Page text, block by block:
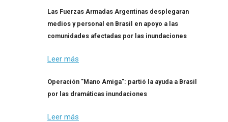
Las Fuerzas Armadas Argentinas desplegaran
medios y personal en Brasil en apoyo a las
comunidades afectadas por las inundaciones
Leer más
Operación "Mano Amiga": partió la ayuda a Brasil
por las dramáticas inundaciones
Leer más